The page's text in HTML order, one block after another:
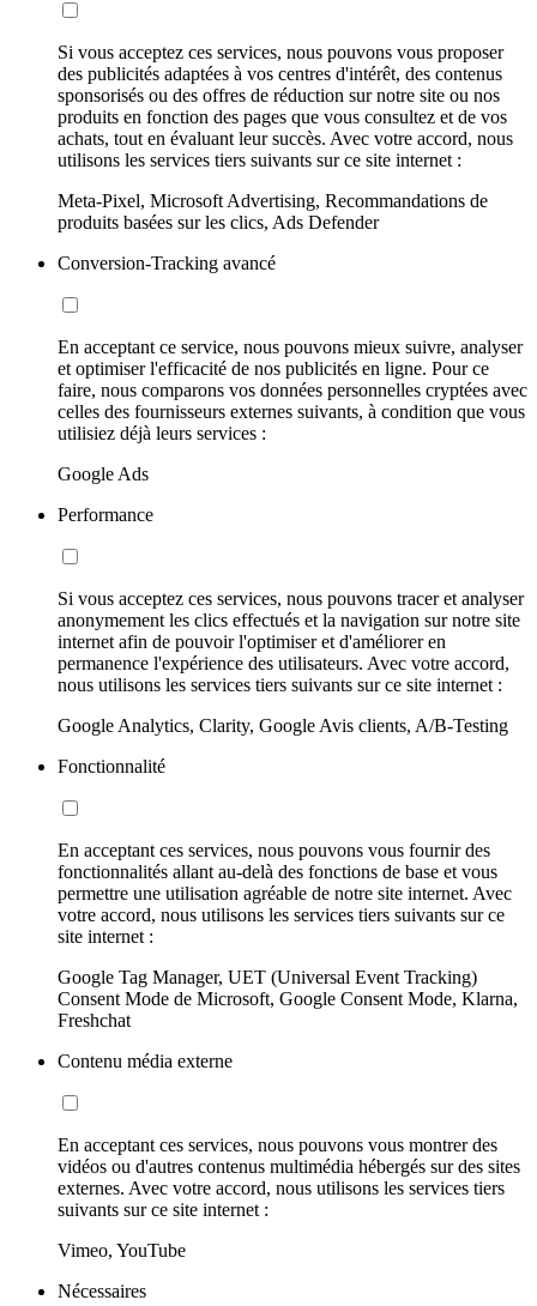
Si vous acceptez ces services, nous pouvons vous proposer
des publicités adaptées à vos centres d'intérêt, des contenus
sponsorisés ou des offres de réduction sur notre site ou nos
produits en fonction des pages que vous consultez et de vos
achats, tout en évaluant leur succès. Avec votre accord, nous
utilisons les services tiers suivants sur ce site internet :
Meta-Pixel, Microsoft Advertising, Recommandations de
produits basées sur les clics, Ads Defender
Conversion-Tracking avancé
En acceptant ce service, nous pouvons mieux suivre, analyser
et optimiser l'efficacité de nos publicités en ligne. Pour ce
faire, nous comparons vos données personnelles cryptées avec
celles des fournisseurs externes suivants, à condition que vous
utilisiez déjà leurs services :
Google Ads
Performance
Si vous acceptez ces services, nous pouvons tracer et analyser
anonymement les clics effectués et la navigation sur notre site
internet afin de pouvoir l'optimiser et d'améliorer en
permanence l'expérience des utilisateurs. Avec votre accord,
nous utilisons les services tiers suivants sur ce site internet :
Google Analytics, Clarity, Google Avis clients, A/B-Testing
Fonctionnalité
En acceptant ces services, nous pouvons vous fournir des
fonctionnalités allant au-delà des fonctions de base et vous
permettre une utilisation agréable de notre site internet. Avec
votre accord, nous utilisons les services tiers suivants sur ce
site internet :
Google Tag Manager, UET (Universal Event Tracking)
Consent Mode de Microsoft, Google Consent Mode, Klarna,
Freshchat
Contenu média externe
En acceptant ces services, nous pouvons vous montrer des
vidéos ou d'autres contenus multimédia hébergés sur des sites
externes. Avec votre accord, nous utilisons les services tiers
suivants sur ce site internet :
Vimeo, YouTube
Nécessaires